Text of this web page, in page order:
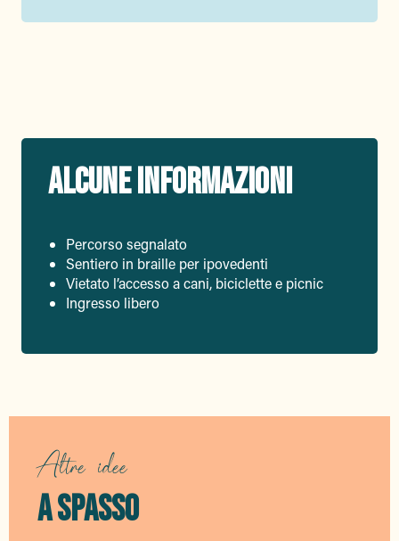
ALCUNE INFORMAZIONI
Percorso segnalato
Sentiero in braille per ipovedenti
Vietato l’accesso a cani, biciclette e picnic
Ingresso libero
Altre idee
A SPASSO